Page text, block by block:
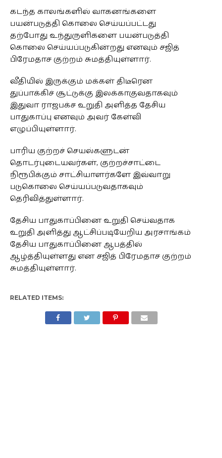
கடந்த காலங்களில் வாகனங்களை
பயன்படுத்தி கொலை செய்யப்பட்டது
தற்போது உந்துருளிகளை பயன்படுத்தி
கொலை செய்யப்படுகின்றது எனவும் சஜித்
பிரேமதாச குற்றம் சுமத்தியுள்ளார்.
வீதியில் இருக்கும் மக்கள் திடீரென
துப்பாக்கிச் சூட்டுக்கு இலக்காகுவதாகவும்
இதுவா ராஜபக்ச உறுதி அளித்த தேசிய
பாதுகாப்பு எனவும் அவர் கேள்வி
எழுப்பியுள்ளார்.
பாரிய குற்றச் செயல்களுடன்
தொடர்புடையவர்கள், குற்றச்சாட்டை
நிரூபிக்கும் சாட்சியாளர்களே இவ்வாறு
படுகொலை செய்யப்படுவதாகவும்
தெரிவித்துள்ளார்.
தேசிய பாதுகாப்பினை உறுதி செய்வதாக
உறுதி அளித்து ஆட்சிப்படியேறிய அரசாங்கம்
தேசிய பாதுகாப்பினை ஆபத்தில்
ஆழ்த்தியுள்ளது என சஜித் பிரேமதாச குற்றம்
சுமத்தியுள்ளார்.
RELATED ITEMS: